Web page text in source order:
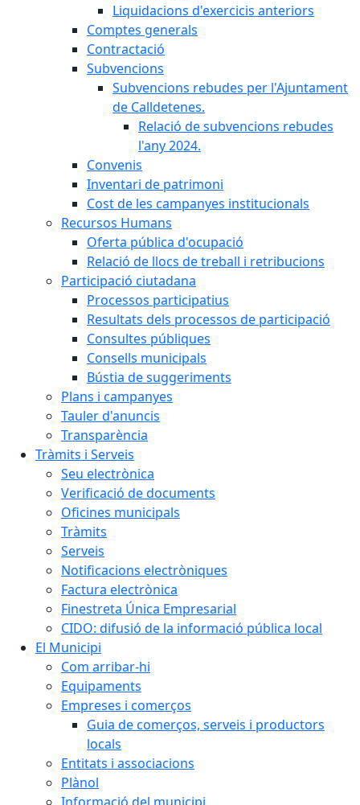
Liquidacions d'exercicis anteriors
Comptes generals
Contractació
Subvencions
Subvencions rebudes per l'Ajuntament
de Calldetenes.
Relació de subvencions rebudes
l'any 2024.
Convenis
Inventari de patrimoni
Cost de les campanyes institucionals
Recursos Humans
Oferta pública d'ocupació
Relació de llocs de treball i retribucions
Participació ciutadana
Processos participatius
Resultats dels processos de participació
Consultes públiques
Consells municipals
Bústia de suggeriments
Plans i campanyes
Tauler d'anuncis
Transparència
Tràmits i Serveis
Seu electrònica
Verificació de documents
Oficines municipals
Tràmits
Serveis
Notificacions electròniques
Factura electrònica
Finestreta Única Empresarial
CIDO: difusió de la informació pública local
El Municipi
Com arribar-hi
Equipaments
Empreses i comerços
Guia de comerços, serveis i productors
locals
Entitats i associacions
Plànol